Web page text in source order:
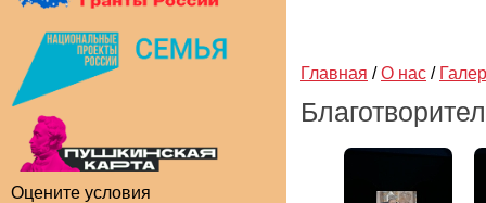
Оцените условия
Главная / О нас /